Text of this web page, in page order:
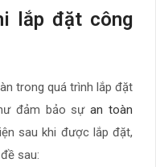
lắp đặt công
trong quá trình lắp đặt
đảm bảo sựan toàn
sau khi được lắp đặt,
sau: